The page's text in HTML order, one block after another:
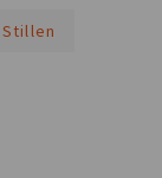
Stillen